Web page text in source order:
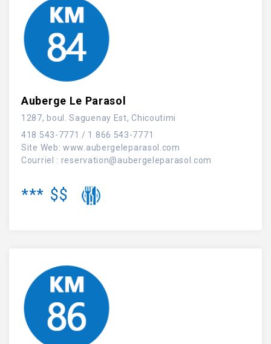
Auberge Le Parasol
1287, boul. Saguenay Est, Chicoutimi
418 543-7771 / 1 866 543-7771
Site Web: www.aubergeleparasol.com
Courriel : reservation@aubergeleparasol.com
*** $$